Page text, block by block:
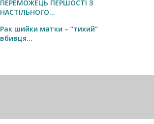
ПЕРЕМОЖЕЦЬ ПЕРШОСТІ З
НАСТІЛЬНОГО...
Рак шийки матки – “тихий”
вбивця...